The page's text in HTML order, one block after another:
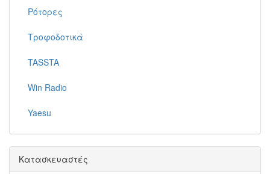
Ρότορες
Τροφοδοτικά
TASSTA
Win Radio
Yaesu
Κατασκευαστές